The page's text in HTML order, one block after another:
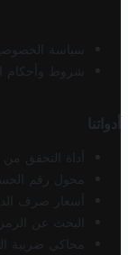
سياسة
شروط وأحكام
أدواتنا
أداة التحقق
محول رقم
أسعار صرف
البحث عن
محاكي ضريبة